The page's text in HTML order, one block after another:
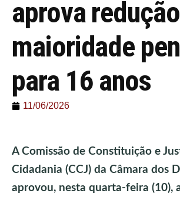
aprova
maioridade
para 16 anos
11/06/2026
A Comissão de Constituição e
Cidadania (CCJ) da Câmara dos
aprovou, nesta quarta-feira (10),